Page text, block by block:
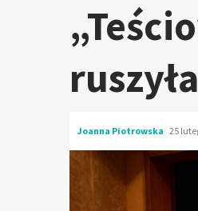
Joanna Piotrowska 25